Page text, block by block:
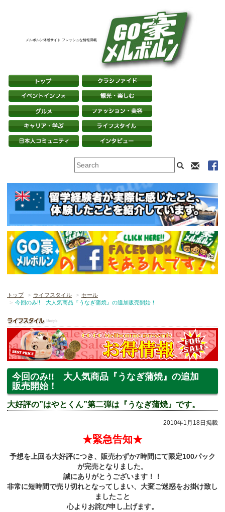
メルボルン体感サイト フレッシュな情報満載
トップ ライフスタイル
セール
今回のみ!! 大人気商品『うなぎ蒲焼』の追加販売開始！
今回のみ!! 大人気商品『うなぎ蒲焼』の追加
販売開始！
大好評の”はやとくん”第二弾は『うなぎ蒲焼』です。
2010年1月18日掲載
★緊急告知★
予想を上回る大好評につき、販売わずか7時間にて限定100パック
が完売となりました。
誠にありがとうございます！！
非常に短時間で売り切れとなってしまい、大変ご迷惑をお掛け致し
ましたこと
心よりお詫び申し上げます。